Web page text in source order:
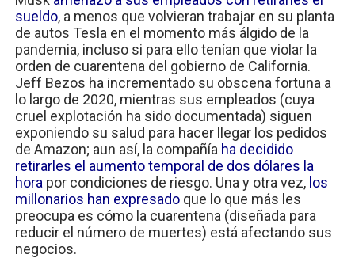
sueldo, a menos que volvieran trabajar en su planta
de autos Tesla en el momento más álgido de la
pandemia, incluso si para ello tenían que violar la
orden de cuarentena del gobierno de California.
Jeff Bezos ha incrementado su obscena fortuna a
lo largo de 2020, mientras sus empleados (cuya
cruel explotación ha sido documentada) siguen
exponiendo su salud para hacer llegar los pedidos
de Amazon; aun así, la compañía ha decidido
retirarles el aumento temporal de dos dólares la
hora por condiciones de riesgo. Una y otra vez,los
millonarios han expresadoque lo que más les
preocupa es cómo la cuarentena (diseñada para
reducir el número de muertes) está afectando sus
negocios.